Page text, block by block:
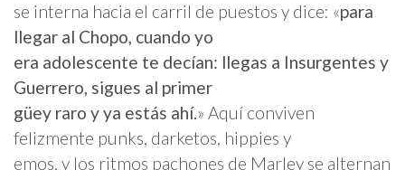
se interna hacia el carril de puestos y dice: «para
llegar al Chopo, cuando yo
era adolescente te decían: llegas a Insurgentes y
Guerrero, sigues al primer
güey raro y ya estás ahí.» Aquí conviven
felizmente punks, darketos, hippies y
emos, y los ritmos pachones de Marley se alternan